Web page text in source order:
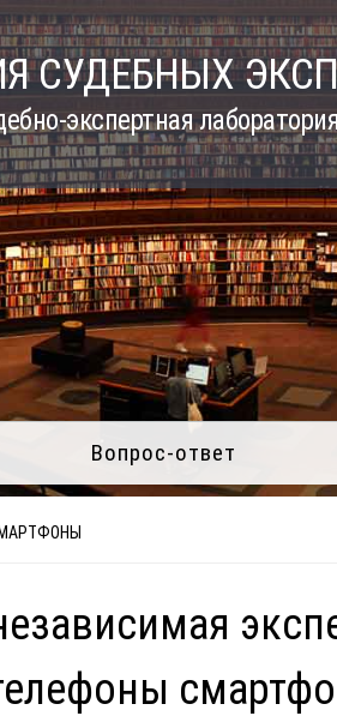
СУДЕБНЫХ
экспертная
Вопрос-ответ